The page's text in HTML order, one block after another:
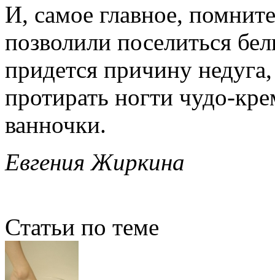
И, самое главное,
позволили поселиться
придется причину
протирать ногти чудо-
ванночки.
Евгения Жиркина
Статьи по теме